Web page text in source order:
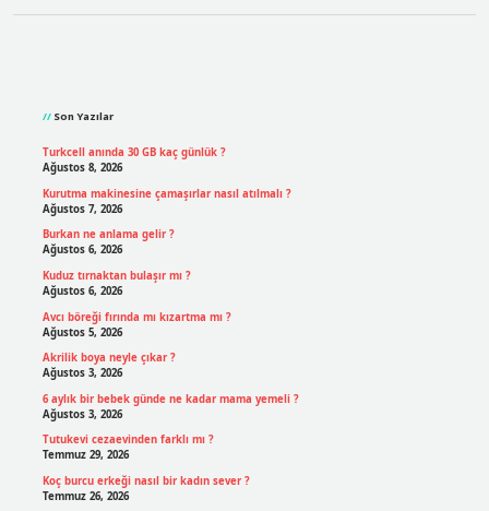
Son Yazılar
Turkcell anında 30 GB kaç günlük ?
Ağustos 8, 2026
Kurutma makinesine çamaşırlar nasıl atılmalı ?
Ağustos 7, 2026
Burkan ne anlama gelir ?
Ağustos 6, 2026
Kuduz tırnaktan bulaşır mı ?
Ağustos 6, 2026
Avcı böreği fırında mı kızartma mı ?
Ağustos 5, 2026
Akrilik boya neyle çıkar ?
Ağustos 3, 2026
6 aylık bir bebek günde ne kadar mama yemeli ?
Ağustos 3, 2026
Tutukevi cezaevinden farklı mı ?
Temmuz 29, 2026
Koç burcu erkeği nasıl bir kadın sever ?
Temmuz 26, 2026